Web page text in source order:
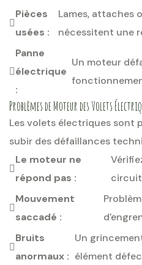
Pièces
usées :
Lames, attaches
nécessitent une
Panne
électrique
:
Un moteur
Problèmes de Moteur des Volets
Les volets électriques sont
subir des défaillances
Le moteur ne
répond pas :
Mouvement
saccadé :
Bruits
anormaux :
Un
élément